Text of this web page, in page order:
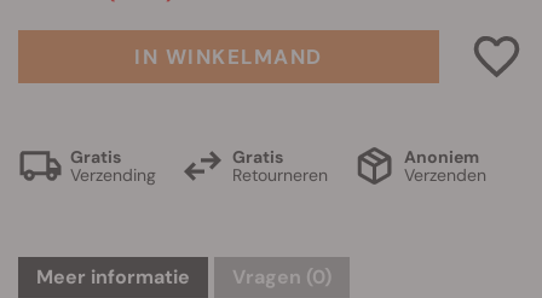
IN WINKELMAND
Gratis
Verzending
Gratis
Retourneren
Anoniem
Verzenden
Meer informatie Vragen (0)